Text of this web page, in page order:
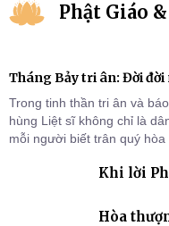
Phật Giáo
Tháng Bảy tri ân: Đời đời
Trong tinh thần tri ân và
hùng Liệt sĩ không chỉ là
mỗi người biết trân quý
Khi lời
Hòa